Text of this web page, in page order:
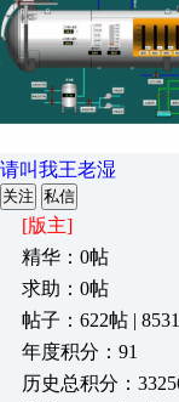
请叫我王老湿
关注 私信
[版主]
精华：0帖
求助：0帖
帖子：622帖 |
年度积分：91
历史总积分：